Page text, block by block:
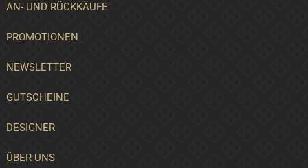
AN- UND RÜCKKÄUFE
PROMOTIONEN
NEWSLETTER
GUTSCHEINE
DESIGNER
ÜBER UNS